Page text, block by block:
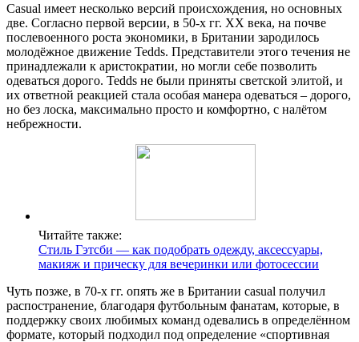
Casual имеет несколько версий происхождения, но основных
две. Согласно первой версии, в 50-х гг. XX века, на почве
послевоенного роста экономики, в Британии зародилось
молодёжное движение Tedds. Представители этого течения не
принадлежали к аристократии, но могли себе позволить
одеваться дорого. Tedds не были приняты светской элитой, и
их ответной реакцией стала особая манера одеваться – дорого,
но без лоска, максимально просто и комфортно, с налётом
небрежности.
Читайте также:
Стиль Гэтсби — как подобрать одежду, аксессуары,
макияж и прическу для вечеринки или фотосессии
Чуть позже, в 70-х гг. опять же в Британии casual получил
распостранение, благодаря футбольным фанатам, которые, в
поддержку своих любимых команд одевались в определённом
формате, который подходил под определение «спортивная